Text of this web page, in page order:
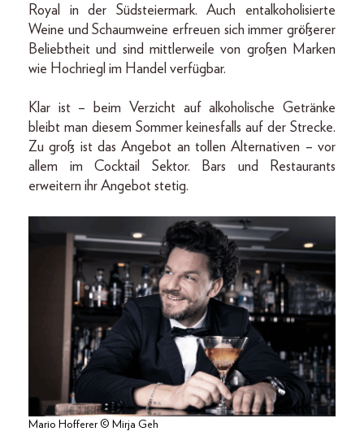
Royal in der Südsteiermark. Auch entalkoholisierte
Weine und Schaumweine erfreuen sich immer größerer
Beliebtheit und sind mittlerweile von großen Marken
wie Hochriegl im Handel verfügbar.
Klar ist – beim Verzicht auf alkoholische Getränke
bleibt man diesem Sommer keinesfalls auf der Strecke.
Zu groß ist das Angebot an tollen Alternativen – vor
allem im Cocktail Sektor. Bars und Restaurants
erweitern ihr Angebot stetig.
Mario Hofferer © Mirja Geh